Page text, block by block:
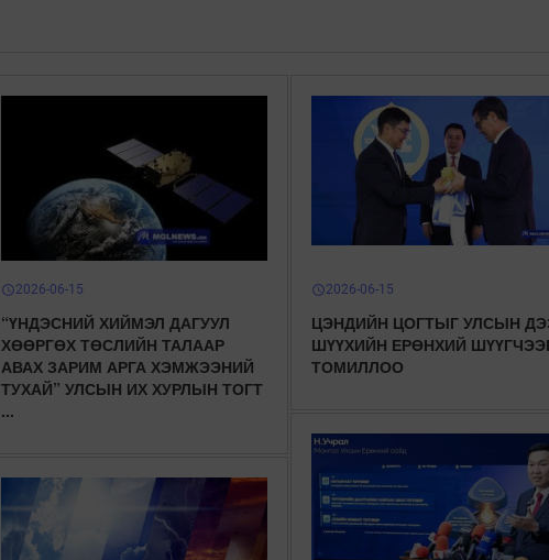
schedule2026-06-15
“ҮНДЭСНИЙ ХИЙМЭЛ ДАГУУЛ
ХӨӨРГӨХ ТӨСЛИЙН ТАЛААР
АВАХ ЗАРИМ АРГА ХЭМЖЭЭНИЙ
ТУХАЙ” УЛСЫН ИХ ХУРЛЫН ТОГТ
...
schedule2026-06-15
ЦЭНДИЙН ЦОГТЫГ УЛСЫН
ШҮҮХИЙН ЕРӨНХИЙ
ТОМИЛЛОО